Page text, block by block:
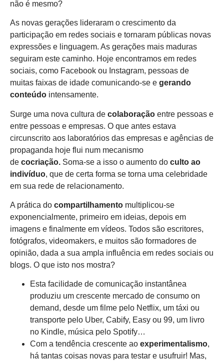
não é mesmo?
As novas gerações lideraram o crescimento da
participação em redes sociais e tornaram públicas novas
expressões e linguagem. As gerações mais maduras
seguiram este caminho. Hoje encontramos em redes
sociais, como Facebook ou Instagram, pessoas de
muitas faixas de idade comunicando-se e gerando
conteúdo intensamente.
Surge uma nova cultura de colaboração entre pessoas e
entre pessoas e empresas. O que antes estava
circunscrito aos laboratórios das empresas e agências de
propaganda hoje flui num mecanismo
de cocriação. Soma-se a isso o aumento do culto ao
indivíduo, que de certa forma se torna uma celebridade
em sua rede de relacionamento.
A prática do compartilhamento multiplicou-se
exponencialmente, primeiro em ideias, depois em
imagens e finalmente em vídeos. Todos são escritores,
fotógrafos, videomakers, e muitos são formadores de
opinião, dada a sua ampla influência em redes sociais ou
blogs. O que isto nos mostra?
Esta facilidade de comunicação instantânea
produziu um crescente mercado de consumo on
demand, desde um filme pelo Netflix, um táxi ou
transporte pelo Uber, Cabify, Easy ou 99, um livro
no Kindle, música pelo Spotify…
Com a tendência crescente ao experimentalismo,
há tantas coisas novas para testar e usufruir! Mas,